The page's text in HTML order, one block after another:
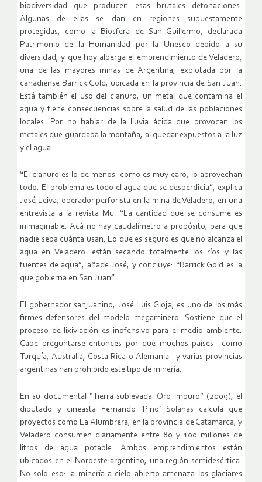
biodiversidad que producen esas brutales detonaciones.
Algunas de ellas se dan en regiones supuestamente
protegidas, como la Biosfera de San Guillermo, declarada
Patrimonio de la Humanidad por la Unesco debido a su
diversidad, y que hoy alberga el emprendimiento de Veladero,
una de las mayores minas de Argentina, explotada por la
canadiense Barrick Gold, ubicada en la provincia de San Juan.
Está también el uso del cianuro, un metal que contamina el
agua y tiene consecuencias sobre la salud de las poblaciones
locales. Por no hablar de la lluvia ácida que provocan los
metales que guardaba la montaña, al quedar expuestos a la luz
y el agua.
“El cianuro es lo de menos: como es muy caro, lo aprovechan
todo. El problema es todo el agua que se desperdicia”, explica
José Leiva, operador perforista en la mina de Veladero, en una
entrevista a la revista Mu. “La cantidad que se consume es
inimaginable. Acá no hay caudalímetro a propósito, para que
nadie sepa cuánta usan. Lo que es seguro es que no alcanza el
agua en Veladero: están secando totalmente los ríos y las
fuentes de agua”, añade José, y concluye: “Barrick Gold es la
que gobierna en San Juan”.
El gobernador sanjuanino, José Luis Gioja, es uno de los más
firmes defensores del modelo megaminero. Sostiene que el
proceso de lixiviación es inofensivo para el medio ambiente.
Cabe preguntarse entonces por qué muchos países –como
Turquía, Australia, Costa Rica o Alemania– y varias provincias
argentinas han prohibido este tipo de minería.
En su documental “Tierra sublevada. Oro impuro” (2009), el
diputado y cineasta Fernando ‘Pino’ Solanas calcula que
proyectos como La Alumbrera, en la provincia de Catamarca, y
Veladero consumen diariamente entre 80 y 100 millones de
litros de agua potable. Ambos emprendimientos están
ubicados en el Noroeste argentino, una región semidesértica.
No solo eso: la minería a cielo abierto amenaza los glaciares